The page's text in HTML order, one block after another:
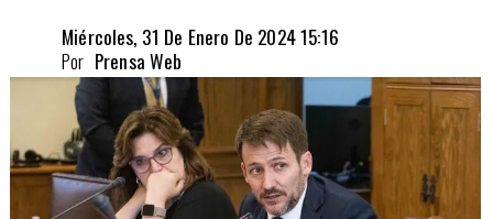
Miércoles, 31 De Enero De 2024 15:16
Prensa Web
Por